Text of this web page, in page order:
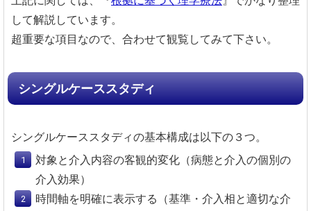
して解説しています。
超重要な項目なので、合わせて観覧してみて下さい。
シングルケーススタディ
シングルケーススタディの基本構成は以下の３つ。
対象と介入内容の客観的変化（病態と介入の個別の
介入効果）
時間軸を明確に表示する（基準・介入相と適切な介